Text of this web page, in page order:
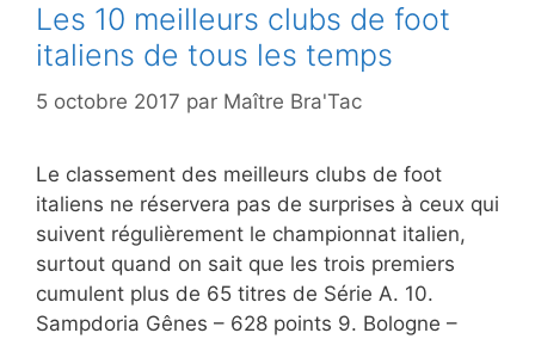
Les 10 meilleurs clubs de foot
italiens de tous les temps
5 octobre 2017 par Maître Bra'Tac
Le classement des meilleurs clubs de foot
italiens ne réservera pas de surprises à ceux qui
suivent régulièrement le championnat italien,
surtout quand on sait que les trois premiers
cumulent plus de 65 titres de Série A. 10.
Sampdoria Gênes – 628 points 9. Bologne –